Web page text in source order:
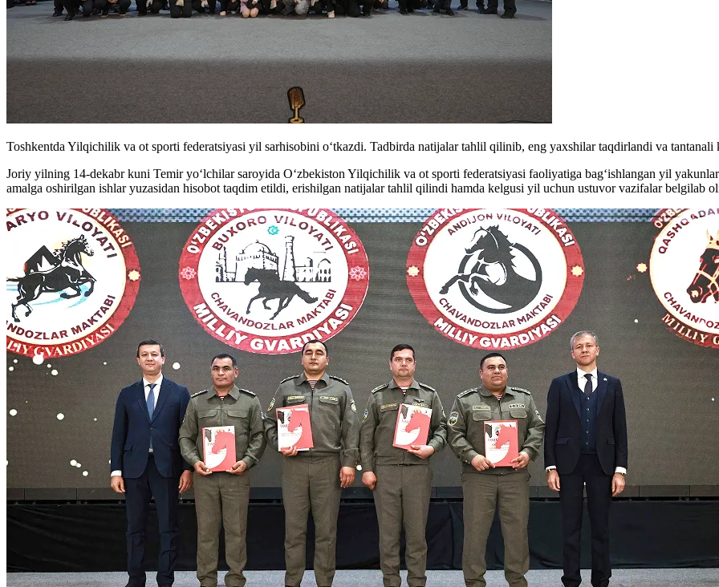
Toshkentda Yilqichilik va ot sporti federatsiyasi yil sarhisobini o‘tkazdi. Tadbirda natijalar tahlil qilinib, eng yaxshilar taqdirlandi va tantanali
Joriy yilning 14-dekabr kuni Temir yo‘lchilar saroyida O‘zbekiston Yilqichilik va ot sporti federatsiyasi faoliyatiga bag‘ishlangan yil
amalga oshirilgan ishlar yuzasidan hisobot taqdim etildi, erishilgan natijalar tahlil qilindi hamda kelgusi yil uchun ustuvor vazifalar belgilab